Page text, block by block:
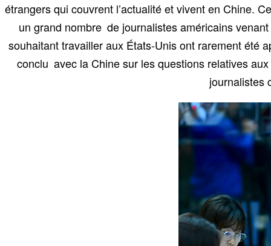
étrangers qui couvrent l’actualité et vivent en Chine.
un grand nombre de journalistes américains
souhaitant travailler aux États-Unis ont rarement été
conclu avec la Chine sur les questions relatives
journalistes